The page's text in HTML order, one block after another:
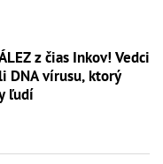
z čias Inkov! Vedci
DNA vírusu, ktorý
ľudí